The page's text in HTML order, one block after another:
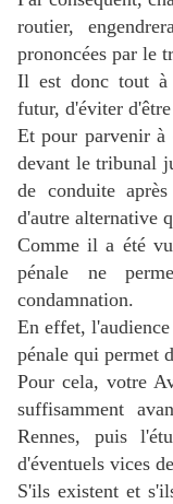
routier,
prononcées par le
Il est donc tout à
futur, d'éviter
Et pour parvenir à
devant le tribunal
de conduite
d'autre alternative
Comme il a été
pénale ne
condamnation.
En effet,
pénale qui permet
Pour cela, votre
suffisamment
Rennes, puis
d'éventuels vices
S'ils existent et